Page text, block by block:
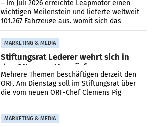
– Im Juli 2026 erreichte Leapmotor einen
wichtigen Meilenstein und lieferte weltweit
101.267 Fahrzeuge aus, womit sich das
Ergebnis gegenüber Juli 2025 mehr als
verdoppelte (+102
MARKETING & MEDIA
Stiftungsrat Lederer wehrt sich in
den SN gegen Vorwürfe
Mehrere Themen beschäftigen derzeit den
ORF. Am Dienstag soll im Stiftungsrat über
die vom neuen ORF-Chef Clemens Pig
MARKETING & MEDIA